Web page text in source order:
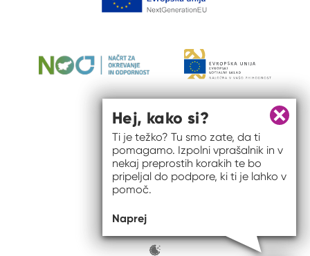
Zapri
Hej, kako si?
Ti je težko? Tu smo zate, da ti
pomagamo. Izpolni vprašalnik in v
nekaj preprostih korakih te bo
pripeljal do podpore, ki ti je lahko v
pomoč.
Naprej